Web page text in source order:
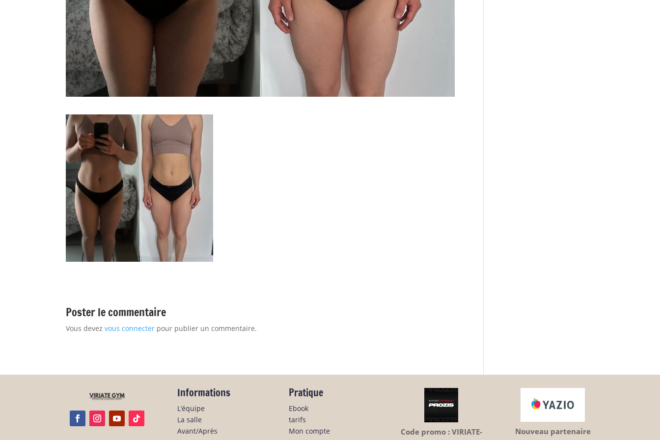
Poster le commentaire
Vous devezvous connecter pour publier un commentaire.
Informations
L’équipe
La salle
Avant/Après
Pratique
Ebook
tarifs
Mon compte
Code promo : VIRIATE-
Nouveau partenaire